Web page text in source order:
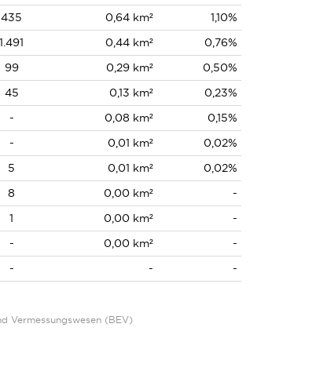
435 0,64 km²
1,10%
1.491 0,44 km²
0,76%
99 0,29 km²
0,50%
45 0,13 km²
0,23%
- 0,08 km²
0,15%
- 0,01 km²
0,02%
5 0,01 km²
0,02%
8 0,00 km²
-
1 0,00 km²
-
- 0,00 km²
-
- - -
Vermessungswesen (BEV)